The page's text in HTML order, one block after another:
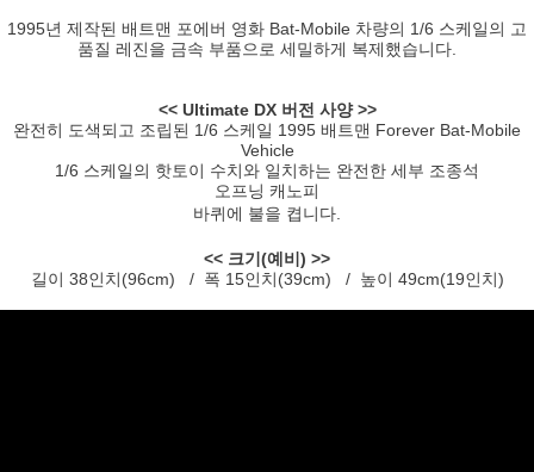
1995년 제작된 배트맨 포에버 영화 Bat-Mobile 차량의 1/6 스케일의 고
품질 레진을 금속 부품으로 세밀하게 복제했습니다.
<< Ultimate DX 버전 사양 >>
완전히 도색되고 조립된 1/6 스케일 1995 배트맨 Forever Bat-Mobile
Vehicle
1/6 스케일의 핫토이 수치와 일치하는 완전한 세부 조종석
오프닝 캐노피
바퀴에 불을 켭니다.
<< 크기(예비) >>
길이 38인치(96cm) / 폭 15인치(39cm) / 높이 49cm(19인치)